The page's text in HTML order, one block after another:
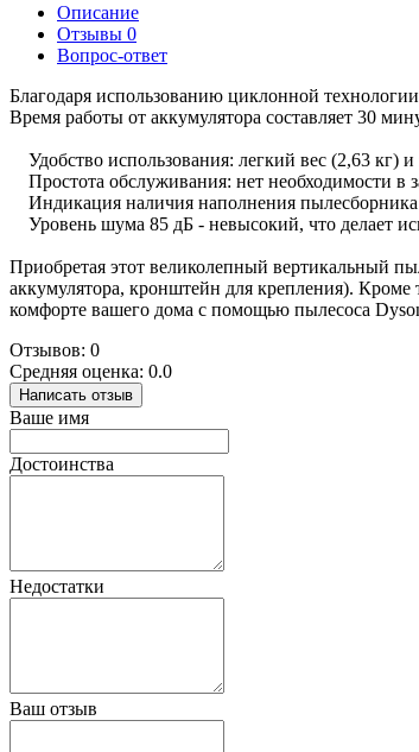
Описание
Отзывы 0
Вопрос-ответ
Благодаря использованию циклонной
Время работы от аккумулятора составляет 30
Удобство использования: легкий вес (2,63 кг)
Простота обслуживания: нет необходимости в
Индикация наличия наполнения пылесборника
Уровень шума 85 дБ - невысокий, что делает
Приобретая этот великолепный вертикальный
аккумулятора, кронштейн для крепления). Кроме
комфорте вашего дома с помощью пылесоса
Отзывов: 0
Средняя оценка: 0.0
Написать отзыв
Ваше имя
Достоинства
Недостатки
Ваш отзыв